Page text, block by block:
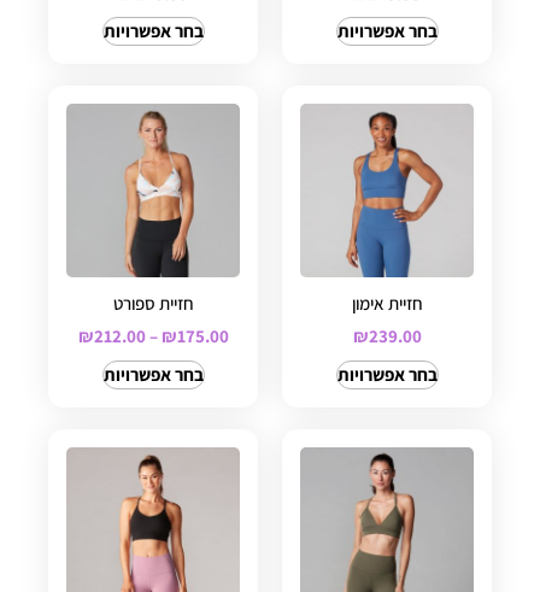
בחר אפשרויות
בחר אפשרויות
חזיית אימון
₪239.00
בחר אפשרויות
חזיית ספורט
₪175.00
–
₪212.00
בחר אפשרויות